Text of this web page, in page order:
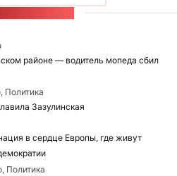
районе — водитель мопеда сбил
Политика
Зазулинская
в сердце Европы, где живут
Политика